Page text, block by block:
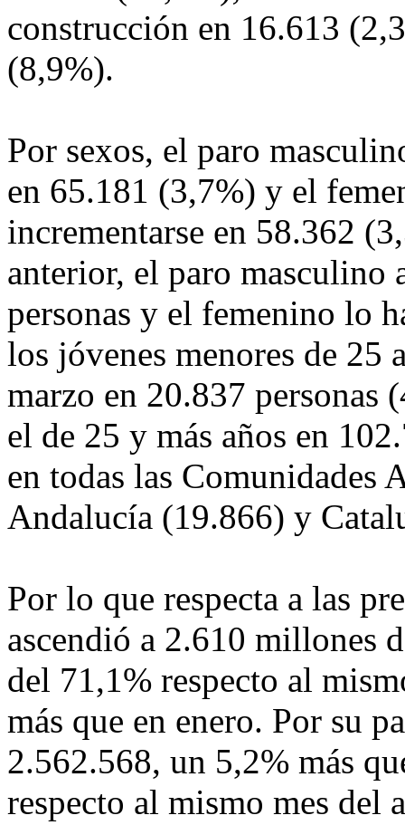
construcción en 16.613
(8,9%).
Por sexos, el paro
en 65.181 (3,7%) y el
incrementarse en 58.362
anterior, el paro masculino
personas y el femenino lo
los jóvenes menores de 25
marzo en 20.837 personas
el de 25 y más años en
en todas las Comunidades
Andalucía (19.866) y
Por lo que respecta a las
ascendió a 2.610 millones
del 71,1% respecto al
más que en enero. Por su
2.562.568, un 5,2% más
respecto al mismo mes del